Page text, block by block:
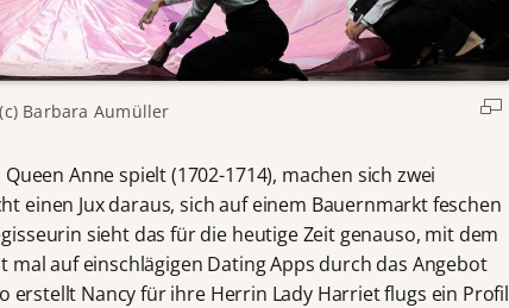
(c) Barbara Aumüller
Anne spielt (1702-1714), machen sich zwei
einen Jux daraus, sich auf einem Bauernmarkt feschen
sieht das für die heutige Zeit genauso, mit dem
mal auf einschlägigen Dating Apps durch das Angebot
erstellt Nancy für ihre Herrin Lady Harriet flugs ein Profil